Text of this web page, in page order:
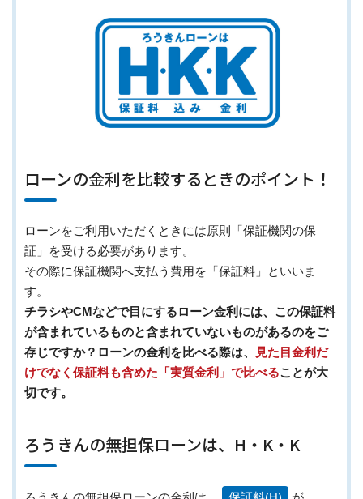
ローンの金利を比較するときのポイント！
ローンをご利用いただくときには原則「保証機関の保
証」を受ける必要があります。
その際に保証機関へ支払う費用を「保証料」といいま
す。
チラシやCMなどで目にするローン金利には、この保証料
が含まれているものと含まれていないものがあるのをご
存じですか？ローンの金利を比べる際は、
見た目金利だ
けでなく保証料も含めた「実質金利」で比べることが大
切です。
ろうきんの無担保ローンは、H・K・K